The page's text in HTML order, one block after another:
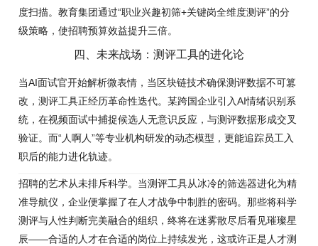
度扫描。教育集团通过“职业兴趣初筛+关键岗全维度测评”的分
级策略，使招聘预算效益提升三倍。
四、未来战场：测评工具的进化论
当AI面试官开始解析微表情，当区块链技术确保测评数据不可篡
改，测评工具正经历革命性迭代。某跨国企业引入AI情绪识别系
统，在视频面试中捕捉候选人无意识反应，与测评数据形成交叉
验证。而“人啊人”等专业机构研发的动态模型，更能追踪员工入
职后的能力进化轨迹。
招聘的艺术从未排斥科学。当测评工具从冰冷的筛选器进化为精
准导航仪，企业便掌握了在人才战争中制胜的密码。那些将科学
测评与人性判断完美融合的组织，终将在迷雾散尽后看见璀璨星
辰——合适的人才在合适的岗位上持续发光，这或许正是人才测